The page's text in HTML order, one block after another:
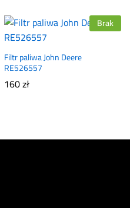
Brak
Filtr paliwa John Deere
RE526557
160zł